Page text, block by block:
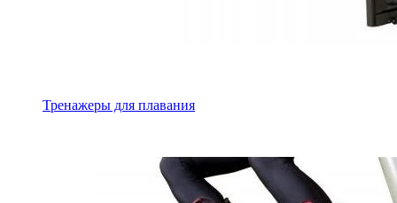
Тренажеры для плавания